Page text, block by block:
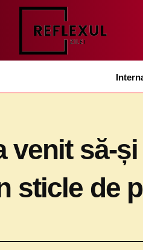
venit să-
sticle de